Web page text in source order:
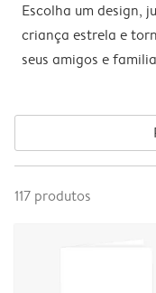
Escolha um design,
criança estrela e
seus amigos e
117 produtos